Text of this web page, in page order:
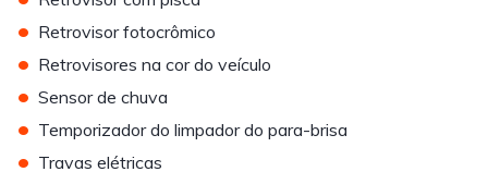
• Retrovisor fotocrômico
• Retrovisores na cor do veículo
• Sensor de chuva
• Temporizador do limpador do para-brisa
• Travas elétricas